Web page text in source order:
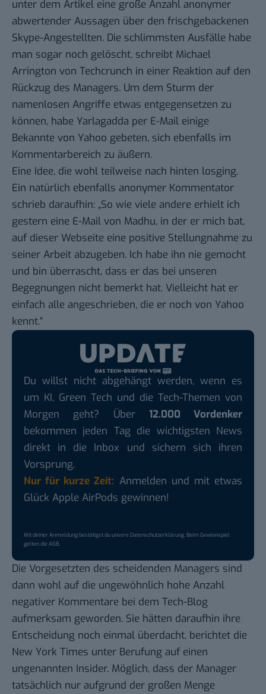
unter dem Artikel eine große Anzahl anonymer
abwertender Aussagen über den frischgebackenen
Skype-Angestellten. Die schlimmsten Ausfälle habe
man sogar noch gelöscht, schreibt Michael
Arrington von Techcrunch in einer Reaktion auf den
Rückzug des Managers. Um dem Sturm der
namenlosen Angriffe etwas entgegensetzen zu
können, habe Yarlagadda per E-Mail einige
Bekannte von Yahoo gebeten, sich ebenfalls im
Kommentarbereich zu äußern.
Eine Idee, die wohl teilweise nach hinten losging.
Ein natürlich ebenfalls anonymer Kommentator
schrieb daraufhin: „So wie viele andere erhielt ich
gestern eine E-Mail von Madhu, in der er mich bat,
auf dieser Webseite eine positive Stellungnahme zu
seiner Arbeit abzugeben. Ich habe ihn nie gemocht
und bin überrascht, dass er das bei unseren
Begegnungen nicht bemerkt hat. Vielleicht hat er
einfach alle angeschrieben, die er noch von Yahoo
kennt.“
Du willst nicht abgehängt werden, wenn es
um KI, Green Tech und die Tech-Themen von
Morgen geht? Über 12.000 Vordenker
bekommen jeden Tag die wichtigsten News
direkt in die Inbox und sichern sich ihren
Vorsprung.
Nur für kurze Zeit: Anmelden und mit etwas
Glück Apple AirPods gewinnen!
Mit deiner Anmeldung bestätigst du unsereDatenschutzerklärung. Beim Gewinnspiel
gelten dieAGB.
Die Vorgesetzten des scheidenden Managers sind
dann wohl auf die ungewöhnlich hohe Anzahl
negativer Kommentare bei dem Tech-Blog
aufmerksam geworden. Sie hätten daraufhin ihre
Entscheidung noch einmal überdacht, berichtet die
New York Times unter Berufung auf einen
ungenannten Insider. Möglich, dass der Manager
tatsächlich nur aufgrund der großen Menge